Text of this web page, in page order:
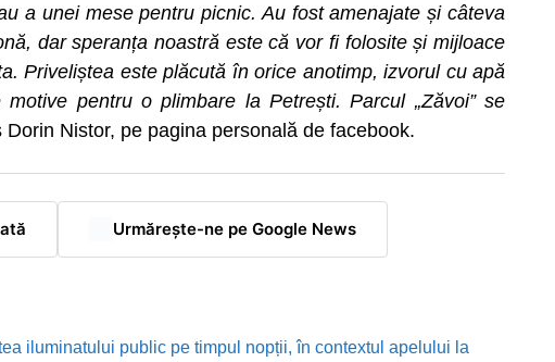
a unei mese pentru picnic. Au fost amenajate și câteva
dar speranța noastră este că vor fi folosite și mijloace
Priveliștea este plăcută în orice anotimp, izvorul cu apă
pentru o plimbare la Petrești. Parcul „Zăvoi” se
Dorin Nistor, pe pagina personală de facebook.
Urmărește-ne pe Google News
iluminatului public pe timpul nopții, în contextul apelului la